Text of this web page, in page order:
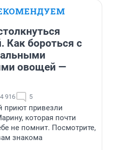
Как бороться с
овощей —
916 5
приют привезли
которая почти
не помнит. Посмотрите,
знакома